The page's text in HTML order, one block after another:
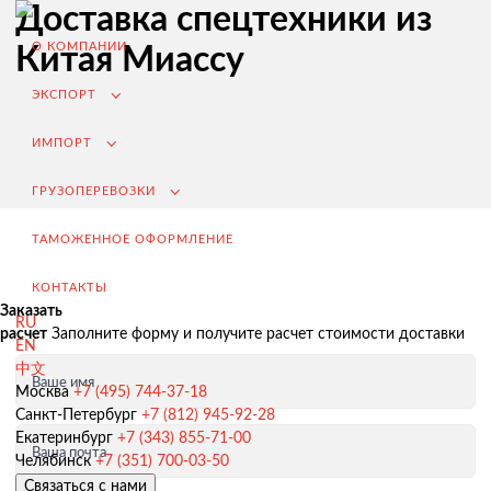
О КОМПАНИИ
ЭКСПОРТ
ИМПОРТ
ГРУЗОПЕРЕВОЗКИ
ТАМОЖЕННОЕ ОФОРМЛЕНИЕ
КОНТАКТЫ
RU
EN
中文
Москва +7 (495) 744-37-18
Санкт-Петербург +7 (812) 945-92-28
Екатеринбург +7 (343) 855-71-00
Челябинск +7 (351) 700-03-50
Связаться с нами
Экспорт из России
Заключение контрактов и согласование условий поставки
Таможенное оформление и разрешительная документация
Доставка спецтехники из
Китая Миассу
Заказать
расчет Заполните форму и получите расчет стоимости доставки
Ваше имя
Ваша почта